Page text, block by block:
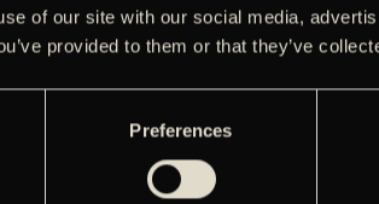
of our site with our social media,
provided to them or that they’ve
Preferences